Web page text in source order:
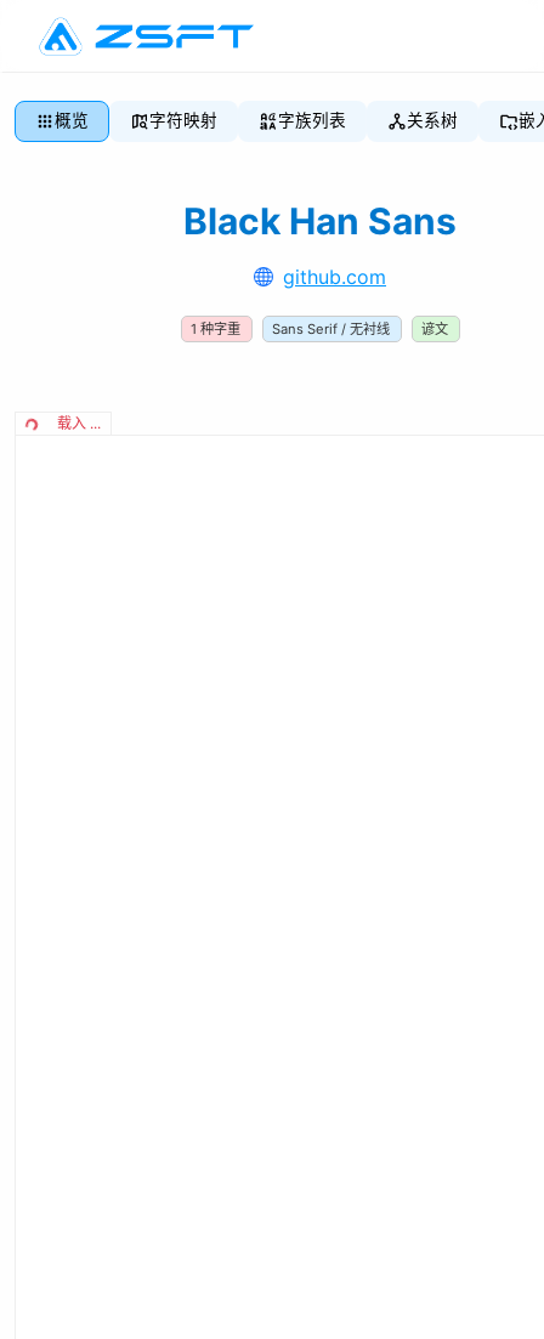
概览 字符映射 字族列表 关系树 嵌
Black Han Sans
github.com
1 种字重 Sans Serif / 无衬线 谚文
载入 ...